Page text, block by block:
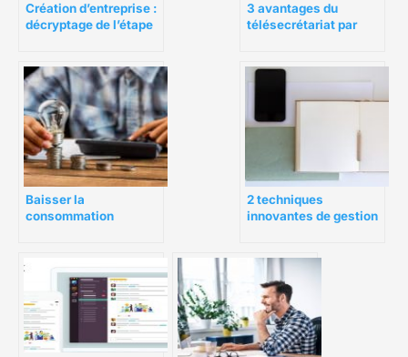
Création d’entreprise :
décryptage de l’étape
3 avantages du
télésecrétariat par
Baisser la
consommation
2 techniques
innovantes de gestion